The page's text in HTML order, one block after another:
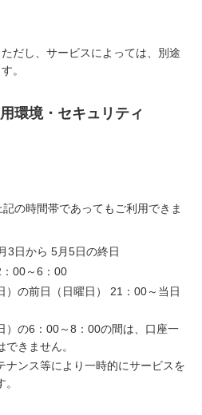
だし、サービスによっては、別途
。
環境・セキュリティ
の時間帯であってもご利用できま
3日から 5月5日の終日
00～6：00
）の前日（日曜日） 21：00～当日
）の6：00～8：00の間は、口座一
きません。
ナンス等により一時的にサービスを